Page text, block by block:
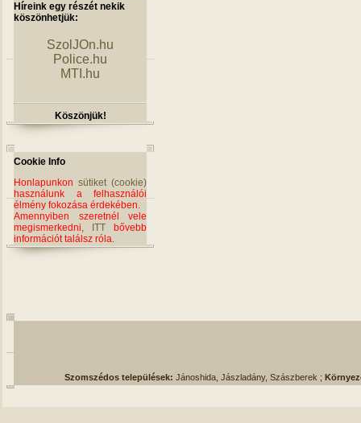
Híreink egy részét nekik
köszönhetjük:
SzolJOn.hu
Police.hu
MTI.hu
Köszönjük!
Cookie Info
Honlapunkon sütiket (cookie)
használunk a felhasználói
élmény fokozása érdekében.
Amennyiben szeretnél vele
megismerkedni,
ITT bővebb
információt találsz róla.
Szomszédos települések: Jánoshida, Jászladány, Szászberek ;